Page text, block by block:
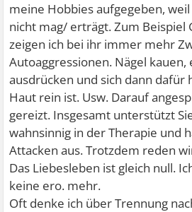
meine Hobbies aufgegeben, weil
nicht mag/ erträgt. Zum Beispiel
zeigen ich bei ihr immer mehr
Autoaggressionen. Nägel kauen,
ausdrücken und sich dann dafür
Haut rein ist. Usw. Darauf
gereizt. Insgesamt unterstützt
wahnsinnig in der Therapie und
Attacken aus. Trotzdem reden
Das Liebesleben ist gleich null.
keine ero. mehr.
Oft denke ich über Trennung